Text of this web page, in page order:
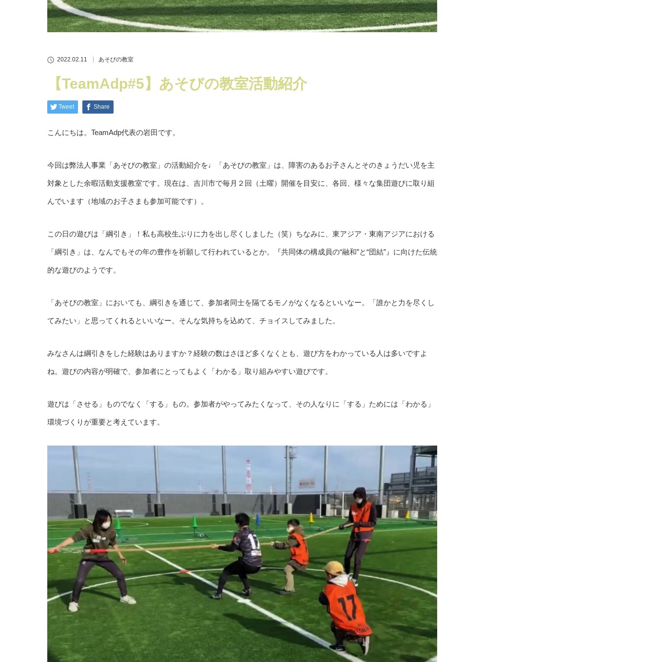
2022.02.11 あそびの教室
【TeamAdp#5】あそびの教室活動紹介
Tweet Share
こんにちは。TeamAdp代表の岩田です。
今回は弊法人事業「あそびの教室」の活動紹介を♩「あそびの教室」は、障害のあるお子さんとそのきょうだい児を主
対象とした余暇活動支援教室です。現在は、吉川市で毎月２回（土曜）開催を目安に、各回、様々な集団遊びに取り組
んでいます（地域のお子さまも参加可能です）。
この日の遊びは「綱引き」！私も高校生ぶりに力を出し尽くしました（笑）ちなみに、東アジア・東南アジアにおける
「綱引き」は、なんでもその年の豊作を祈願して行われているとか。『共同体の構成員の“融和”と“団結”』に向けた伝統
的な遊びのようです。
「あそびの教室」においても、綱引きを通じて、参加者同士を隔てるモノがなくなるといいなー。「誰かと力を尽くし
てみたい」と思ってくれるといいなー。そんな気持ちを込めて、チョイスしてみました。
みなさんは綱引きをした経験はありますか？経験の数はさほど多くなくとも、遊び方をわかっている人は多いですよ
ね。遊びの内容が明確で、参加者にとってもよく「わかる」取り組みやすい遊びです。
遊びは「させる」ものでなく「する」もの。参加者がやってみたくなって、その人なりに「する」ためには「わかる」
環境づくりが重要と考えています。